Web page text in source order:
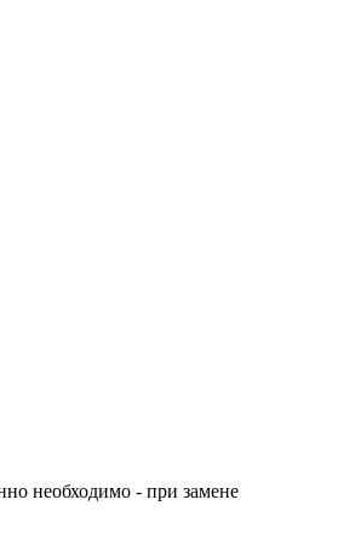
необходимо - при замене